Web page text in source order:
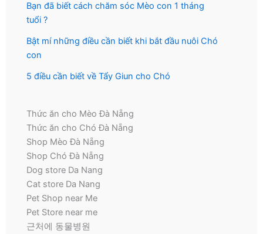
Bạn đã biết cách chăm sóc Mèo con 1 tháng
tuổi ?
Bật mí những điều cần biết khi bắt đầu nuôi Chó
con
5 điều cần biết về Tẩy Giun cho Chó
Thức ăn cho Mèo Đà Nẵng
Thức ăn cho Chó Đà Nẵng
Shop Mèo Đà Nẵng
Shop Chó Đà Nẵng
Dog store Da Nang
Cat store Da Nang
Pet Shop near Me
Pet Store near me
근처에 동물병원